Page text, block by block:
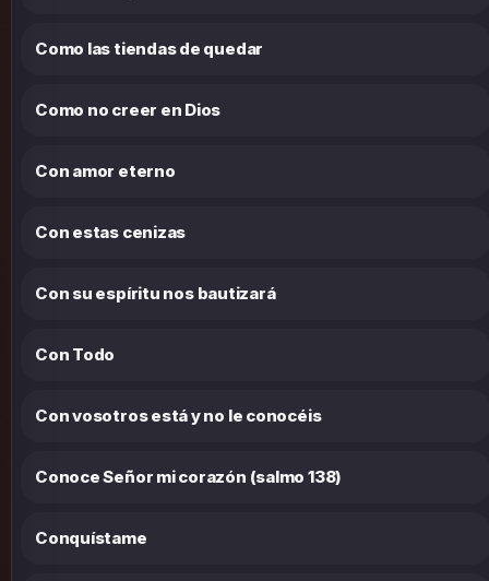
Como las tiendas de quedar
Como no creer en Dios
Con amor eterno
Con estas cenizas
Con su espíritu nos bautizará
Con Todo
Con vosotros está y no le conocéis
Conoce Señor mi corazón (salmo 138)
Conquístame